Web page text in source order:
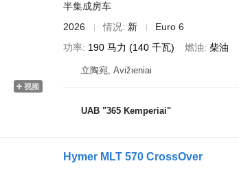
视频
半集成房车
2026
情况 新
Euro 6
功率 190 马力 (140 千瓦) 燃油 柴油
立陶宛, Avižieniai
UAB "365 Kemperiai"
Hymer MLT 570 CrossOver